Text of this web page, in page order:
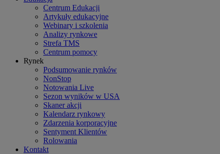
Centrum Edukacji
Artykuły edukacyjne
Webinary i szkolenia
Analizy rynkowe
Strefa TMS
Centrum pomocy
Rynek
Podsumowanie rynków
NonStop
Notowania Live
Sezon wyników w USA
Skaner akcji
Kalendarz rynkowy
Zdarzenia korporacyjne
Sentyment Klientów
Rolowania
Kontakt